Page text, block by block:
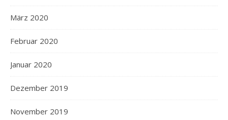
März 2020
Februar 2020
Januar 2020
Dezember 2019
November 2019